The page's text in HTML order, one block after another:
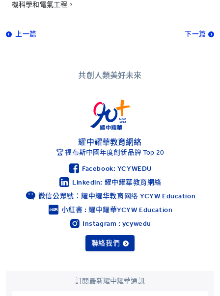
機科學和電氣工程。
上一篇 下一篇
共創人類美好未來
耀中耀華教育網絡
🏆 福布斯中國年度創新品牌 Top 20
Facebook: YCYWEDU
Linkedin: 耀中耀華教育網絡
微信公眾號：耀中耀华教育网络 YCYW Education
小紅書 : 耀中耀華YCYW Education
Instagram : ycywedu
聯絡我們
訂閱最新耀中耀華通訊